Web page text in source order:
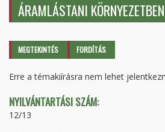
ÁRAMLÁSTANI KÖRNYEZETBEN
Elsődleges fülek
MEGTEKINTÉS (AKTÍVFORDÍTÁS
Erre a témakiírásra nem lehet
NYILVÁNTARTÁSI SZÁM:
12/13